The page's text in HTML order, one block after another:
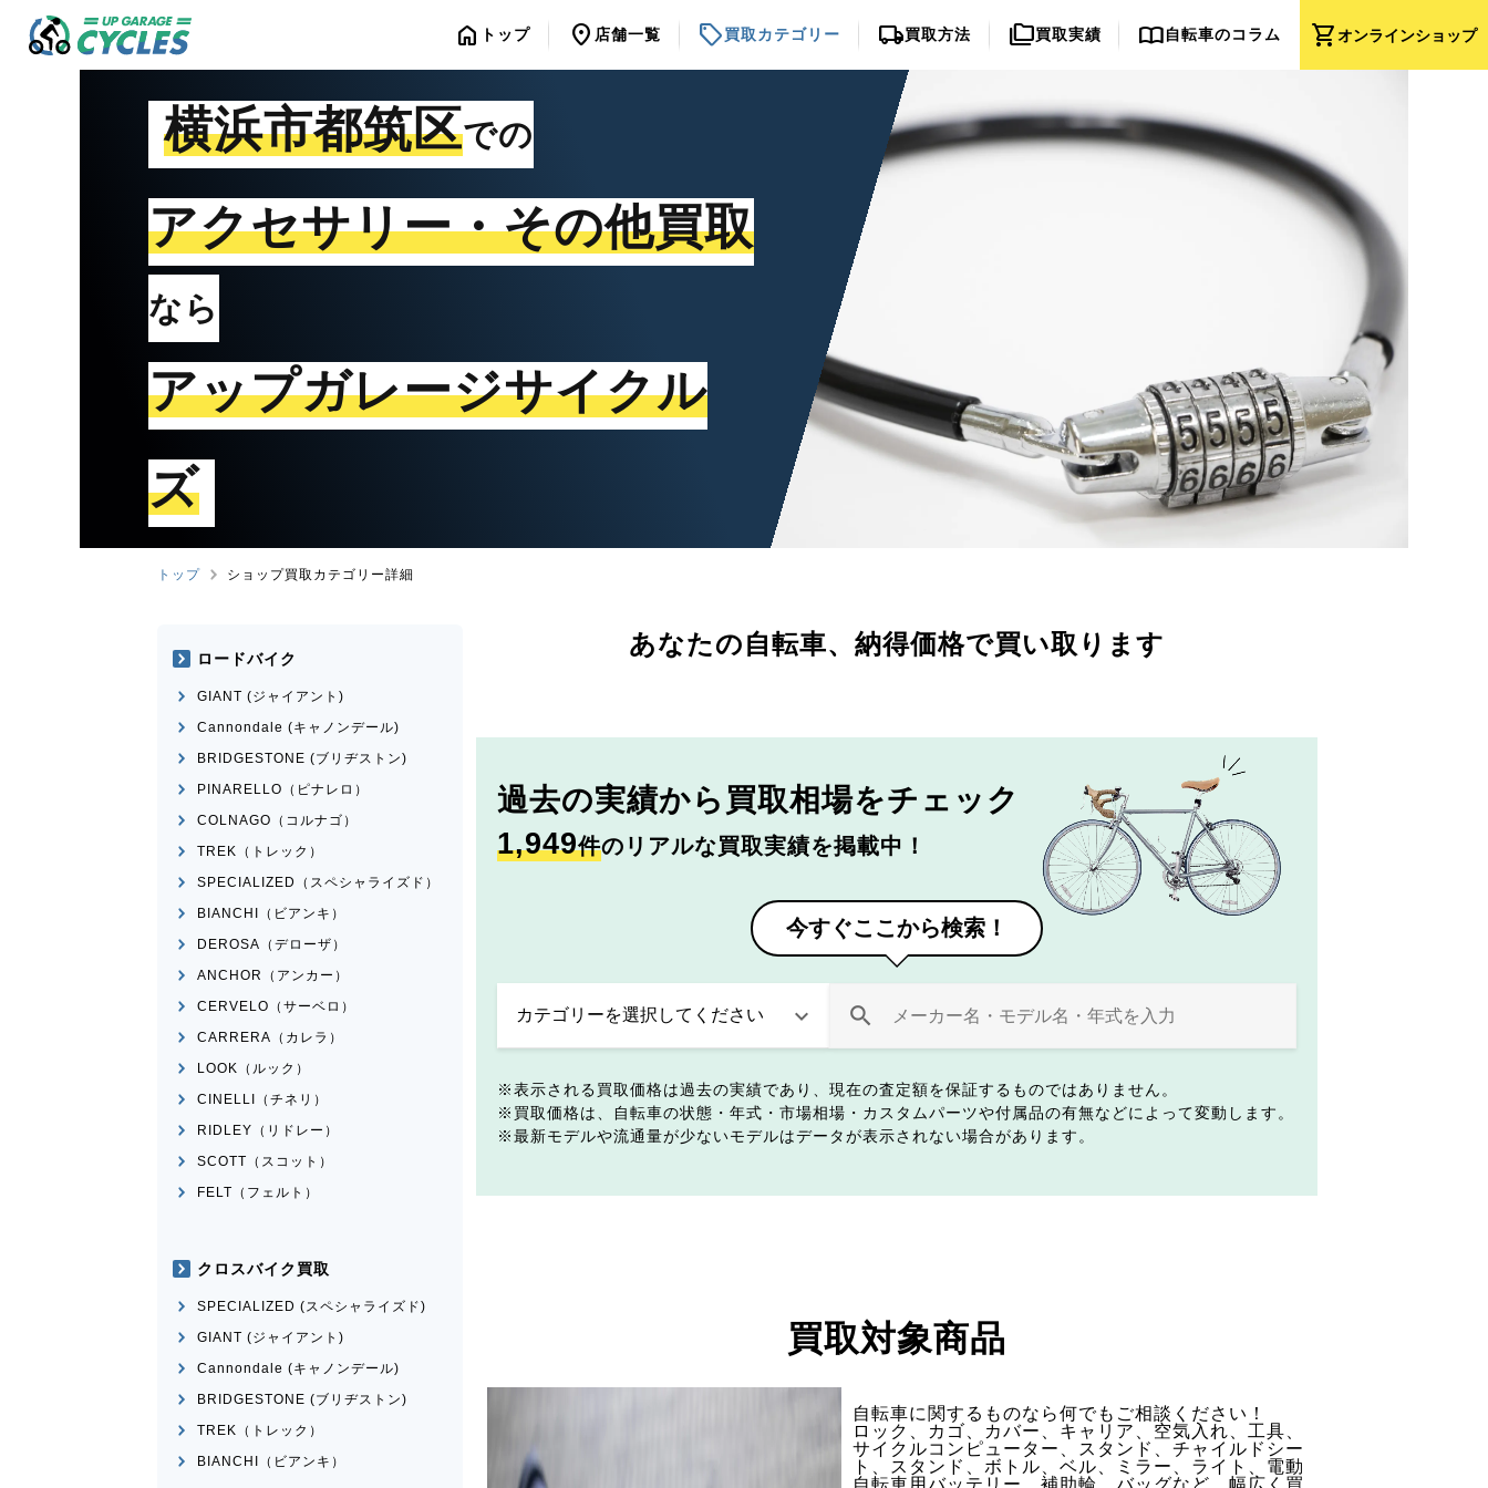
shopping_cartオンラインショップ
home トップ location_on 店舗一覧 sell買取カテゴリー local_shipping買取方法 folder_copy買取実績 import_contacts自転車のコラム
横浜市都筑区での
アクセサリー・その他買取
なら
アップガレージサイクル
ズ
トップ ショップ買取カテゴリー詳細
あなたの自転車、 納得価格で買い取ります
過去の実績から 買取相場をチェック
1,949件のリアルな買取実績を掲載中！
今すぐここから検索！
表示される買取価格は過去の実績であり、現在の査定額を保証するものではありません。
買取価格は、自転車の状態・年式・市場相場・カスタムパーツや付属品の有無などによって変動します。
最新モデルや流通量が少ないモデルはデータが表示されない場合があります。
買取対象商品
自転車に関するものなら何でもご相談ください！
ロック、カゴ、カバー、キャリア、空気入れ、工具、
サイクルコンピューター、スタンド、チャイルドシー
ト、スタンド、ボトル、ベル、ミラー、ライト、電動
自転車用バッテリー、補助輪、バッグなど、幅広く買
ロードバイク
GIANT (ジャイアント)
Cannondale (キャノンデール)
BRIDGESTONE (ブリヂストン)
PINARELLO（ピナレロ）
COLNAGO（コルナゴ）
TREK（トレック）
SPECIALIZED（スペシャライズド）
BIANCHI（ビアンキ）
DEROSA（デローザ）
ANCHOR（アンカー）
CERVELO（サーベロ）
CARRERA（カレラ）
LOOK（ルック）
CINELLI（チネリ）
RIDLEY（リドレー）
SCOTT（スコット）
FELT（フェルト）
クロスバイク買取
SPECIALIZED (スペシャライズド)
GIANT (ジャイアント)
Cannondale (キャノンデール)
BRIDGESTONE (ブリヂストン)
TREK（トレック）
BIANCHI（ビアンキ）